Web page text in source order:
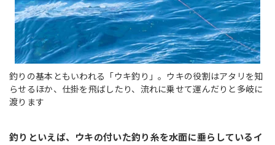
釣りの基本ともいわれる「ウキ釣り」。ウキの役割はアタリを知
らせるほか、仕掛を飛ばしたり、流れに乗せて運んだりと多岐に
渡ります
釣りといえば、ウキの付いた釣り糸を水面に垂らしているイ